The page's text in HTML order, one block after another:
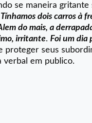
se maneira gritante
dois carros à
do mais, a
irritante.Foi um dia
seus
verbal em publico.